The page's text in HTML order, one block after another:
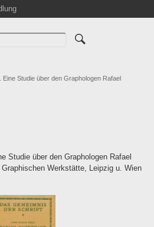
Studie über den Graphologen Rafael
Studie über den Graphologen Rafael
Werkstätte, Leipzig u. Wien